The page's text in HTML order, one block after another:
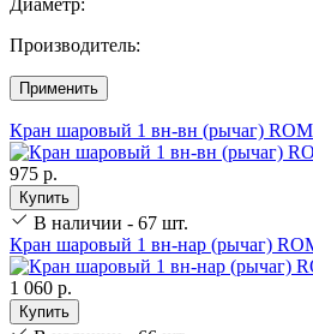
Диаметр:
Производитель:
Применить
Кран шаровый 1 вн-вн (рычаг)
975 р.
Купить
В наличии - 67 шт.
Кран шаровый 1 вн-нар (рычаг)
1 060 р.
Купить